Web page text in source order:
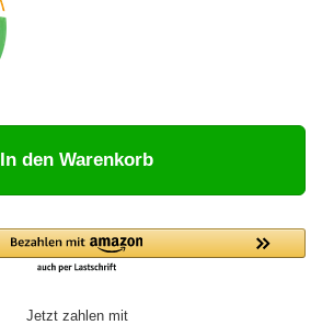
In den Warenkorb
Jetzt zahlen mit